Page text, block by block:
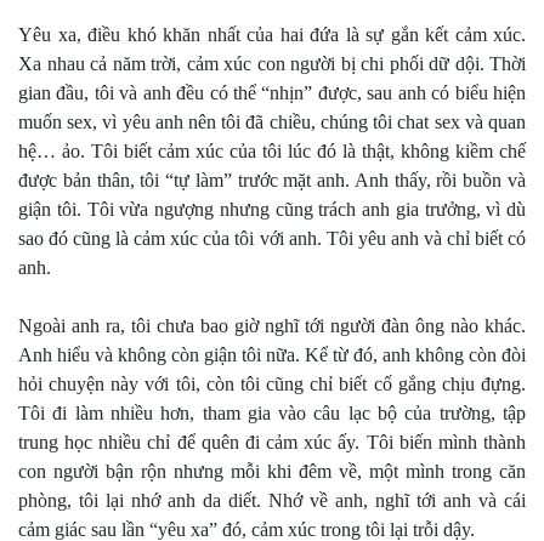
Yêu xa, điều khó khăn nhất của hai đứa là sự gắn kết cảm xúc.
Xa nhau cả năm trời, cảm xúc con người bị chi phối dữ dội. Thời
gian đầu, tôi và anh đều có thể “nhịn” được, sau anh có biểu hiện
muốn sex, vì yêu anh nên tôi đã chiều, chúng tôi chat sex và quan
hệ… ảo. Tôi biết cảm xúc của tôi lúc đó là thật, không kiềm chế
được bản thân, tôi “tự làm” trước mặt anh. Anh thấy, rồi buồn và
giận tôi. Tôi vừa ngượng nhưng cũng trách anh gia trưởng, vì dù
sao đó cũng là cảm xúc của tôi với anh. Tôi yêu anh và chỉ biết có
anh.
Ngoài anh ra, tôi chưa bao giờ nghĩ tới người đàn ông nào khác.
Anh hiểu và không còn giận tôi nữa. Kể từ đó, anh không còn đòi
hỏi chuyện này với tôi, còn tôi cũng chỉ biết cố gắng chịu đựng.
Tôi đi làm nhiều hơn, tham gia vào câu lạc bộ của trường, tập
trung học nhiều chỉ để quên đi cảm xúc ấy. Tôi biến mình thành
con người bận rộn nhưng mỗi khi đêm về, một mình trong căn
phòng, tôi lại nhớ anh da diết. Nhớ về anh, nghĩ tới anh và cái
cảm giác sau lần “yêu xa” đó, cảm xúc trong tôi lại trỗi dậy.